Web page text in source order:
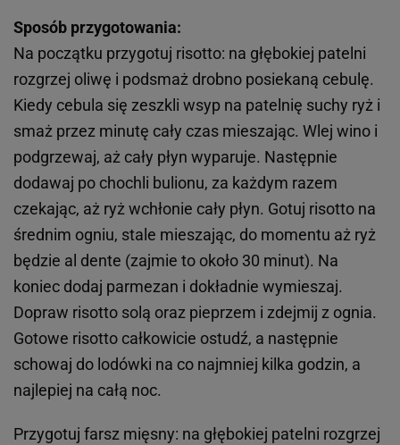
Sposób przygotowania:
Na początku przygotuj risotto: na głębokiej patelni
rozgrzej oliwę i podsmaż drobno posiekaną cebulę.
Kiedy cebula się zeszkli wsyp na patelnię suchy ryż i
smaż przez minutę cały czas mieszając. Wlej wino i
podgrzewaj, aż cały płyn wyparuje. Następnie
dodawaj po chochli bulionu, za każdym razem
czekając, aż ryż wchłonie cały płyn. Gotuj risotto na
średnim ogniu, stale mieszając, do momentu aż ryż
będzie al dente (zajmie to około 30 minut). Na
koniec dodaj parmezan i dokładnie wymieszaj.
Dopraw risotto solą oraz pieprzem i zdejmij z ognia.
Gotowe risotto całkowicie ostudź, a następnie
schowaj do lodówki na co najmniej kilka godzin, a
najlepiej na całą noc.
Przygotuj farsz mięsny: na głębokiej patelni rozgrzej